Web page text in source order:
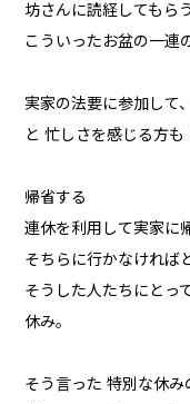
坊さんに読経してもら
こういったお盆の一連
実家の法要に参加して
と 忙しさを感じる方も
帰省する
連休を利用して実家に
そちらに行かなければ
そうした人たちにとっ
休み。
そう言った 特別な休